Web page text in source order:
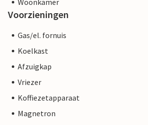
Woonkamer
Voorzieningen
Gas/el. fornuis
Koelkast
Afzuigkap
Vriezer
Koffiezetapparaat
Magnetron